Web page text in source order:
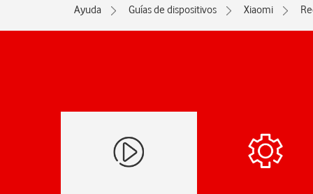
Ayuda Guías de dispositivos Xiaomi